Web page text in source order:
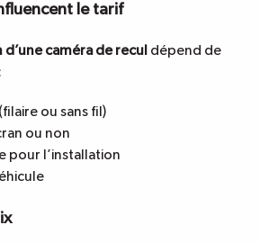
le tarif
caméra de recul dépend de
ou sans fil)
ou non
pour l’installation